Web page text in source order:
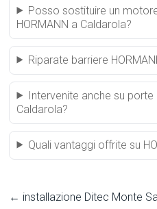
Posso sostituire un
HORMANN a Caldarola?
Riparate barriere
Intervenite anche su
Caldarola?
Quali vantaggi offrite su
← installazione Ditec Monte